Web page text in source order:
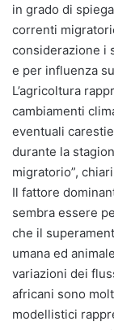
in grado di
correnti
considerazione i
e per influenza
L’agricoltura
cambiamenti
eventuali
durante la
migratorio”,
Il fattore
sembra essere
che il
umana ed
variazioni dei
africani sono
modellistici